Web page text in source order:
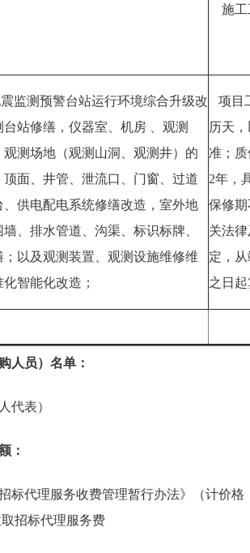
施工
监测预警台站运行环境综合升级改
站修缮，仪器室、机房 、观测
测场地（观测山洞、观测井）的
面、井管、泄流口、门窗、过道
、供电配电系统修缮改造，室外地
、排水管道、沟渠、标识标牌、
；以及观测装置、观测设施维修维
智能化改造；
项目
历天
准；
2年，
保修
关法
定，
之日
人员）名单：
代表）
：
标代理服务收费管理暂行办法》（计价格
招标代理服务费